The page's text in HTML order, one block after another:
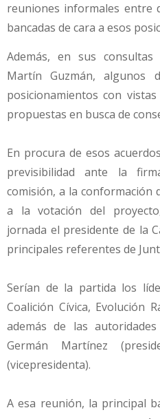
reuniones informales entre
bancadas de cara a esos
Además, en sus
Martín Guzmán, algunos
posicionamientos con
propuestas en busca de
En procura de esos
previsibilidad ante la
comisión, a la conformación
a la votación del
jornada el presidente de la
principales referentes de
Serían de la partida los
Coalición Cívica, Evolución
además de las
Germán Martínez
(vicepresidenta).
A esa reunión, la principal